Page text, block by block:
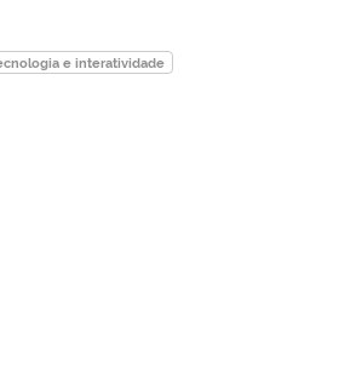
e interatividade